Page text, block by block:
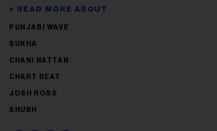
PUNJABI WAVE
SUKHA
CHANI NATTAN
CHART BEAT
JOSH ROSS
SHUBH